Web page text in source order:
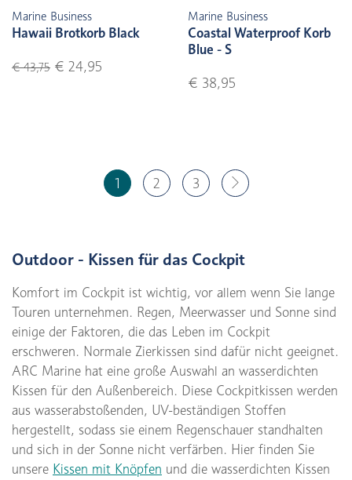
Marine Business
Hawaii Brotkorb Black
€ 43,75 € 24,95
Marine Business
Coastal Waterproof Korb
Blue - S
€ 38,95
1 2 3
Outdoor - Kissen für das Cockpit
Komfort im Cockpit ist wichtig, vor allem wenn Sie lange
Touren unternehmen. Regen, Meerwasser und Sonne sind
einige der Faktoren, die das Leben im Cockpit
erschweren. Normale Zierkissen sind dafür nicht geeignet.
ARC Marine hat eine große Auswahl an wasserdichten
Kissen für den Außenbereich. Diese Cockpitkissen werden
aus wasserabstoßenden, UV-beständigen Stoffen
hergestellt, sodass sie einem Regenschauer standhalten
und sich in der Sonne nicht verfärben. Hier finden Sie
unsere Kissen mit Knöpfen und die wasserdichten Kissen